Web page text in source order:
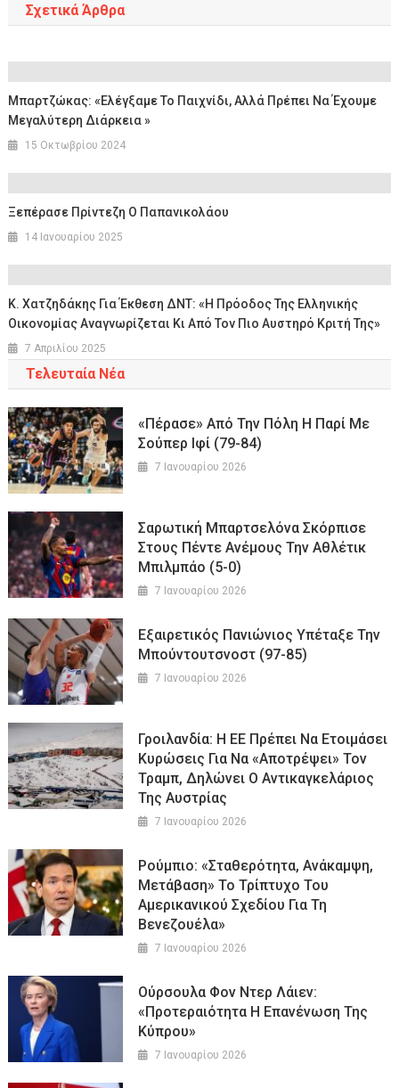
Σχετικά Άρθρα
Μπαρτζώκας: «Ελέγξαμε Το Παιχνίδι, Αλλά Πρέπει Να Έχουμε
Μεγαλύτερη Διάρκεια »
15 Οκτωβρίου 2024
Ξεπέρασε Πρίντεζη Ο Παπανικολάου
14 Ιανουαρίου 2025
Κ. Χατζηδάκης Για Έκθεση ΔΝΤ: «Η Πρόοδος Της Ελληνικής
Οικονομίας Αναγνωρίζεται Κι Από Τον Πιο Αυστηρό Κριτή Της»
7 Απριλίου 2025
Τελευταία Νέα
«Πέρασε» Από Την Πόλη Η Παρί Με
Σούπερ Ιφί (79-84)
7 Ιανουαρίου 2026
Σαρωτική Μπαρτσελόνα Σκόρπισε
Στους Πέντε Ανέμους Την Αθλέτικ
Μπιλμπάο (5-0)
7 Ιανουαρίου 2026
Εξαιρετικός Πανιώνιος Υπέταξε Την
Μπούντουτσνοστ (97-85)
7 Ιανουαρίου 2026
Γροιλανδία: Η ΕΕ Πρέπει Να Ετοιμάσει
Κυρώσεις Για Να «αποτρέψει» Τον
Τραμπ, Δηλώνει Ο Αντικαγκελάριος
Της Αυστρίας
7 Ιανουαρίου 2026
Ρούμπιο: «Σταθερότητα, Ανάκαμψη,
Μετάβαση» Το Τρίπτυχο Του
Αμερικανικού Σχεδίου Για Τη
Βενεζουέλα»
7 Ιανουαρίου 2026
Ούρσουλα Φον Ντερ Λάιεν:
«Προτεραιότητα Η Επανένωση Της
Κύπρου»
7 Ιανουαρίου 2026